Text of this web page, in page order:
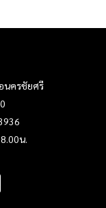
นครชัยศรี
น.